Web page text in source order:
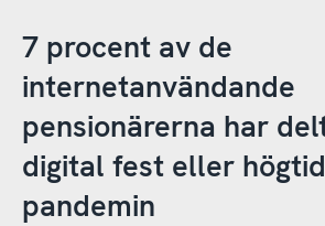
7 procent av de
internetanvändande
pensionärerna har
digital fest eller
pandemin